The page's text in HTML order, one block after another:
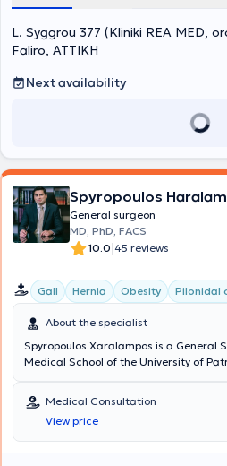
L. Syggrou 377 (Kliniki REA MED,
Faliro, ΑΤΤΙΚΗ
Next availability
Spyropoulos
General surgeon
MD, PhD, FACS
10.0|45 reviews
Gall Hernia Obesity Pilonidal
About the specialist
Spyropoulos Xaralampos is a General
Medical School of the University of
Surgical Clinic at Metropolitan
Trainer in Greece and Cyprus, certified
Surgeons. He graduated from the
of Patras, specialized in General
Medical Consultation
View price